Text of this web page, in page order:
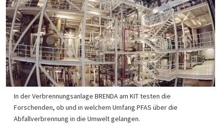
In der Verbrennungsanlage BRENDA am KIT testen die
Forschenden, ob und in welchem Umfang PFAS über die
Abfallverbrennung in die Umwelt gelangen.